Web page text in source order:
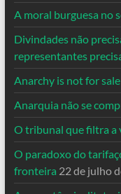
A moral burguesa no
Divindades não
representantes
Anarchy is not for sale
Anarquia não se
O tribunal que filtra a
O paradoxo do
fronteira 22 de julho